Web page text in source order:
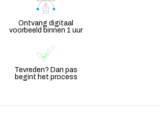
Ontvang digitaal
voorbeeld binnen 1 uur
Tevreden? Dan pas
begint het process